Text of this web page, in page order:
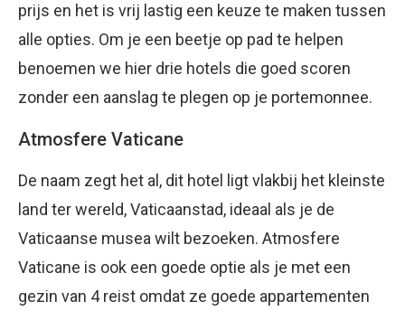
prijs en het is vrij lastig een keuze te maken tussen
alle opties. Om je een beetje op pad te helpen
benoemen we hier drie hotels die goed scoren
zonder een aanslag te plegen op je portemonnee.
Atmosfere Vaticane
De naam zegt het al, dit hotel ligt vlakbij het kleinste
land ter wereld, Vaticaanstad, ideaal als je de
Vaticaanse musea wilt bezoeken. Atmosfere
Vaticane is ook een goede optie als je met een
gezin van 4 reist omdat ze goede appartementen